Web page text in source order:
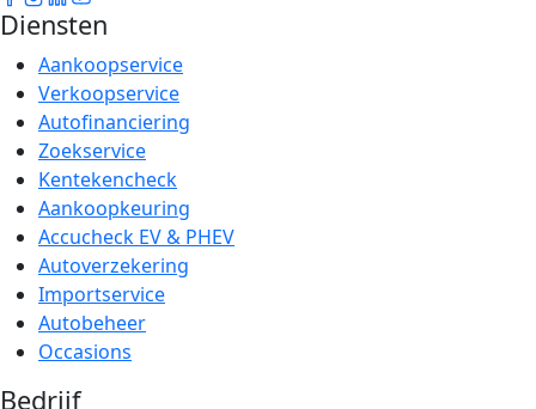
Diensten
Aankoopservice
Verkoopservice
Autofinanciering
Zoekservice
Kentekencheck
Aankoopkeuring
Accucheck EV & PHEV
Autoverzekering
Importservice
Autobeheer
Occasions
Bedrijf